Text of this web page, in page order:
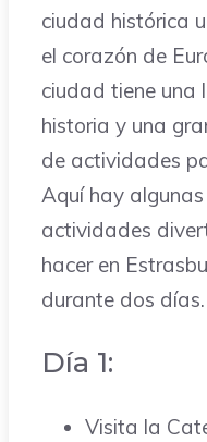
ciudad histórica
el corazón de
ciudad tiene una
historia y una
de actividades
Aquí hay algunas
actividades
hacer en
durante dos días.
Día 1:
Visita la